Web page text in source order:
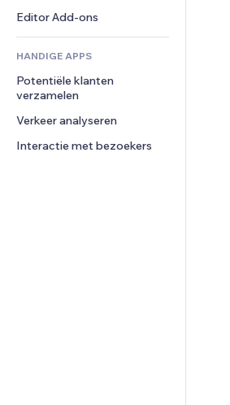
Eten en drinken
Rekenmachines
Zoeken
Weer
Grafieken en tabellen
Community
Beoordelingen en testimonials
CRM
Editor Add-ons
HANDIGE APPS
Potentiële klanten
verzamelen
Verkeer analyseren
Interactie met bezoekers